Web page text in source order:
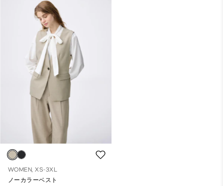
WOMEN, XS-3XL
ノーカラーベスト